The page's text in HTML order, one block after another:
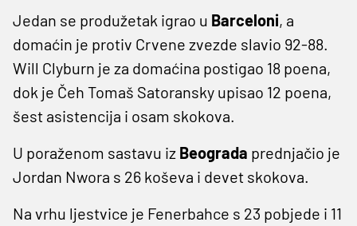
Jedan se produžetak igrao u Barceloni, a
domaćin je protiv Crvene zvezde slavio 92-88.
Will Clyburn je za domaćina postigao 18 poena,
dok je Čeh Tomaš Satoransky upisao 12 poena,
šest asistencija i osam skokova.
U poraženom sastavu iz Beograda prednjačio je
Jordan Nwora s 26 koševa i devet skokova.
Na vrhu ljestvice je Fenerbahce s 23 pobjede i 11